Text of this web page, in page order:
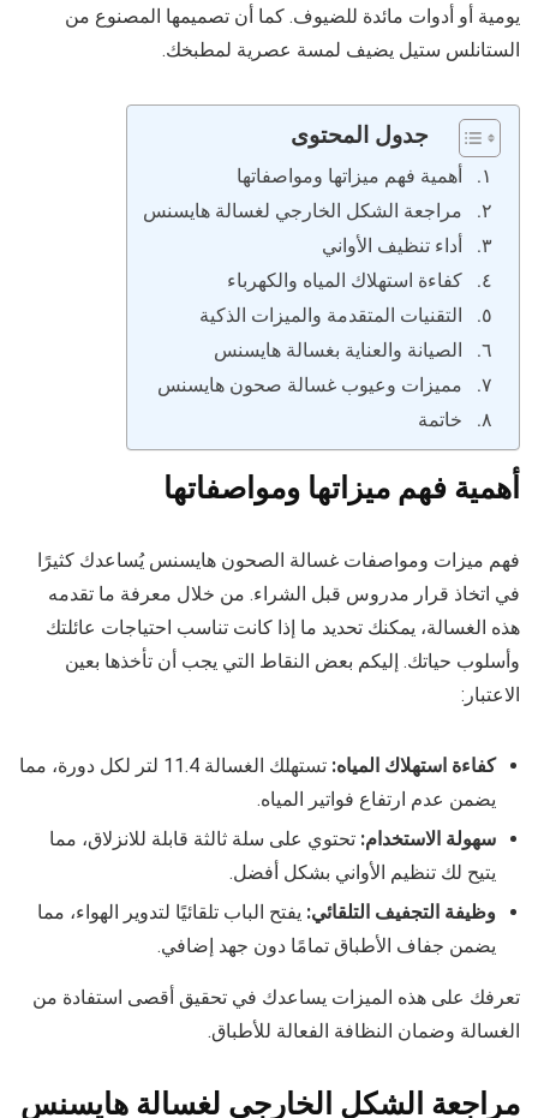
يومية أو أدوات مائدة للضيوف. كما أن تصميمها المصنوع من
الستانلس ستيل يضيف لمسة عصرية لمطبخك.
جدول المحتوى
أهمية فهم ميزاتها ومواصفاتها
مراجعة الشكل الخارجي لغسالة هايسنس
أداء تنظيف الأواني
كفاءة استهلاك المياه والكهرباء
التقنيات المتقدمة والميزات الذكية
الصيانة والعناية بغسالة هايسنس
مميزات وعيوب غسالة صحون هايسنس
خاتمة
أهمية فهم ميزاتها ومواصفاتها
فهم ميزات ومواصفات غسالة الصحون هايسنس يُساعدك كثيرًا
في اتخاذ قرار مدروس قبل الشراء. من خلال معرفة ما تقدمه
هذه الغسالة، يمكنك تحديد ما إذا كانت تناسب احتياجات عائلتك
وأسلوب حياتك. إليكم بعض النقاط التي يجب أن تأخذها بعين
الاعتبار:
كفاءة استهلاك المياه:
تستهلك الغسالة 11.4 لتر لكل دورة، مما
يضمن عدم ارتفاع فواتير المياه.
سهولة الاستخدام: تحتوي على سلة ثالثة قابلة للانزلاق، مما
يتيح لك تنظيم الأواني بشكل أفضل.
وظيفة التجفيف التلقائي: يفتح الباب تلقائيًا لتدوير الهواء، مما
يضمن جفاف الأطباق تمامًا دون جهد إضافي.
تعرفك على هذه الميزات يساعدك في تحقيق أقصى استفادة من
الغسالة وضمان النظافة الفعالة للأطباق.
مراجعة الشكل الخارجي لغسالة هايسنس